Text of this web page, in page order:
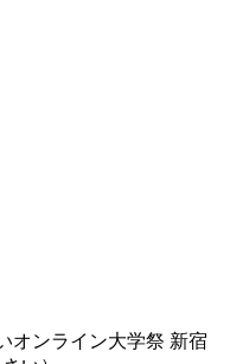
オンライン大学祭 新宿